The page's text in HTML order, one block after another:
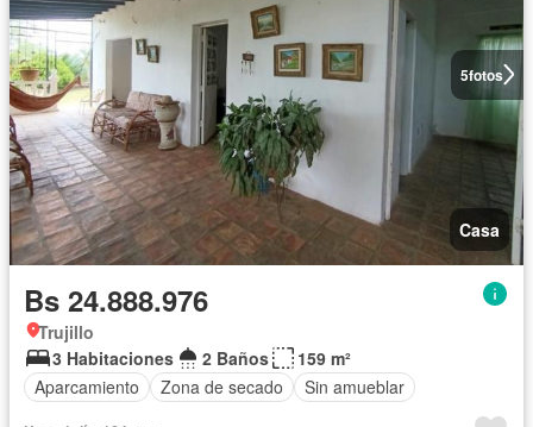
5fotos
Casa
Bs 24.888.976
Trujillo
3 Habitaciones
2 Baños
159 m²
Aparcamiento
Zona de secado Sin amueblar